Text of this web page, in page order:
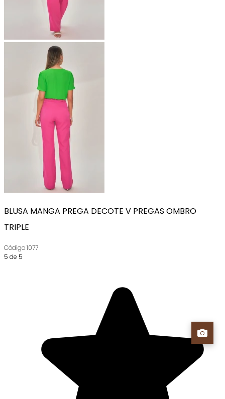
BLUSA MANGA PREGA DECOTE V PREGAS OMBRO
TRIPLE
Código1077
5 de 5